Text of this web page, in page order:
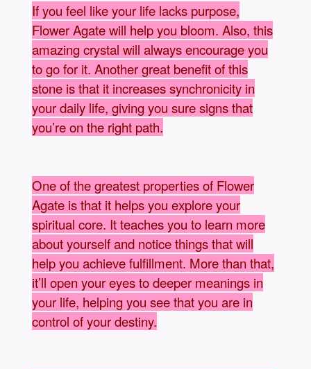
If you feel like your life lacks purpose,
Flower Agate will help you bloom. Also, this
amazing crystal will always encourage you
to go for it. Another great benefit of this
stone is that it increases synchronicity in
your daily life, giving you sure signs that
you’re on the right path.
One of the greatest properties of Flower
Agate is that it helps you explore your
spiritual core. It teaches you to learn more
about yourself and notice things that will
help you achieve fulfillment. More than that,
it’ll open your eyes to deeper meanings in
your life, helping you see that you are in
control of your destiny.